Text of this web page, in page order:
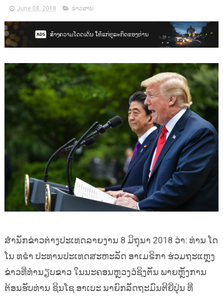
June 08, 2018 ຂ່າວສານ
ສຳນັກຂ່າວຕ່າງປະເທດລາຍງານ 8 ມິຖຸນາ 2018 ວ່າ:​ ທ່ານ ໂດ
ໂນ ທຣຳ ປະທານປະເທດສະຫະລັດ ອາເມຣິກາ ຮ່ວມຖະແຫຼງ
ຂ່າວທີ່ທຳນຽບຂາວ ໃນນະຄອນຫຼວງວໍຊິງຕັນ ພາຍຫຼັງການ
ຕ້ອນຮັບທ່ານ ຊິນໂຊ ອາເບະ ນາຍົກລັດຖະມົນຕີຍີ່ປຸ່ນ ທີ່